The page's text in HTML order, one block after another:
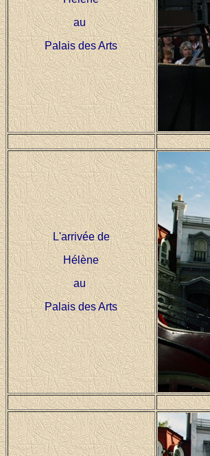
au
Palais des Arts
L'arrivée de
Hélène
au
Palais des Arts